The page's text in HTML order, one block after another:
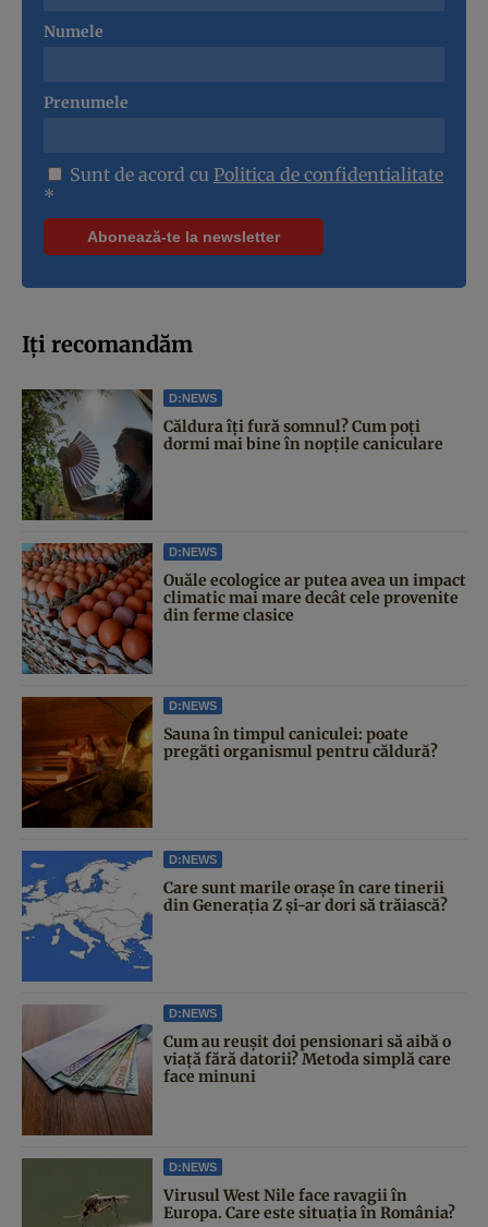
Numele
Prenumele
Sunt de acord cu Politica de confidentialitate
*
Iți recomandăm
D:NEWS
Căldura îți fură somnul? Cum poți
dormi mai bine în nopțile caniculare
D:NEWS
Ouăle ecologice ar putea avea un impact
climatic mai mare decât cele provenite
din ferme clasice
D:NEWS
Sauna în timpul caniculei: poate
pregăti organismul pentru căldură?
D:NEWS
Care sunt marile orașe în care tinerii
din Generația Z și-ar dori să trăiască?
D:NEWS
Cum au reușit doi pensionari să aibă o
viață fără datorii? Metoda simplă care
face minuni
D:NEWS
Virusul West Nile face ravagii în
Europa. Care este situația în România?